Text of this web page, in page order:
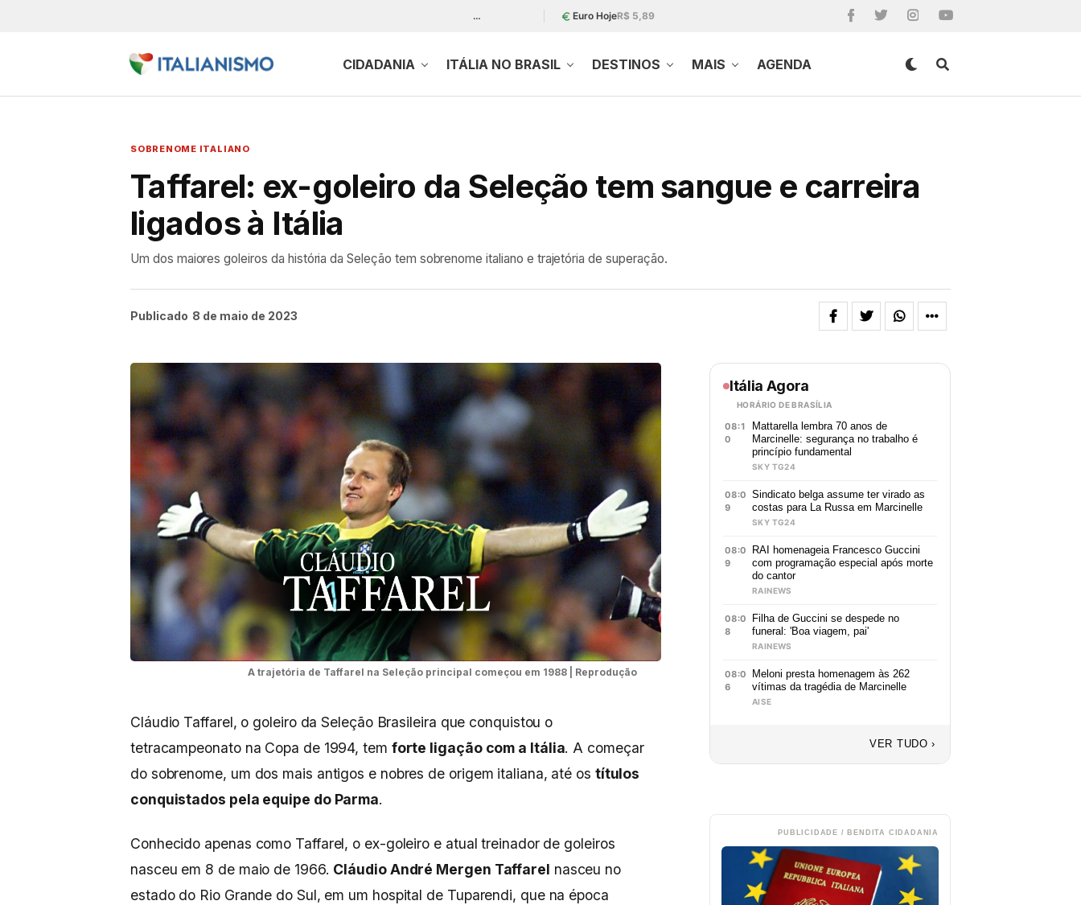
… Euro HojeR$ 5,89
CIDADANIA ITÁLIA NO BRASIL DESTINOS MAIS AGENDA
SOBRENOME ITALIANO
Taffarel: ex-goleiro da Seleção tem sangue e carreira
ligados à Itália
Um dos maiores goleiros da história da Seleção tem sobrenome italiano e trajetória de superação.
Publicado 8 de maio de 2023
A trajetória de Taffarel na Seleção principal começou em 1988 | Reprodução
Cláudio Taffarel, o goleiro da Seleção Brasileira que conquistou o
tetracampeonato na Copa de 1994, tem forte ligação com a Itália. A começar
do sobrenome, um dos mais antigos e nobres de origem italiana, até os títulos
conquistados pela equipe do Parma.
Conhecido apenas como Taffarel, o ex-goleiro e atual treinador de goleiros
nasceu em 8 de maio de 1966. Cláudio André Mergen Taffarel nasceu no
estado do Rio Grande do Sul, em um hospital de Tuparendi, que na época
Itália Agora
HORÁRIO DE BRASÍLIA
08:1
0
Mattarella lembra 70 anos de
Marcinelle: segurança no trabalho é
princípio fundamental
SKY TG24
08:0
9
Sindicato belga assume ter virado as
costas para La Russa em Marcinelle
SKY TG24
08:0
9
RAI homenageia Francesco Guccini
com programação especial após morte
do cantor
RAINEWS
08:0
8
Filha de Guccini se despede no
funeral: 'Boa viagem, pai'
RAINEWS
08:0
6
Meloni presta homenagem às 262
vítimas da tragédia de Marcinelle
AISE
VER TUDO ›
PUBLICIDADE / BENDITA CIDADANIA